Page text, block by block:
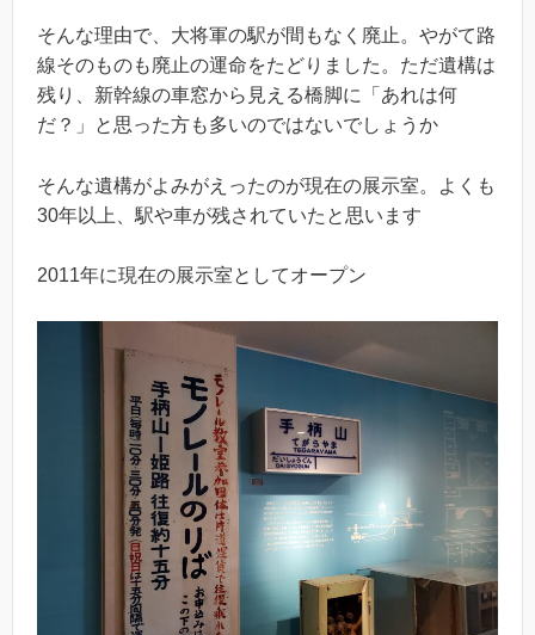
そんな理由で、大将軍の駅が間もなく廃止。やがて路
線そのものも廃止の運命をたどりました。ただ遺構は
残り、新幹線の車窓から見える橋脚に「あれは何
だ？」と思った方も多いのではないでしょうか
そんな遺構がよみがえったのが現在の展示室。よくも
30年以上、駅や車が残されていたと思います
2011年に現在の展示室としてオープン